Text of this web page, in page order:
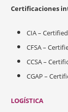
Certificaciones
CIA –
CFSA –
CCSA –
CGAP –
LOGÍSTICA